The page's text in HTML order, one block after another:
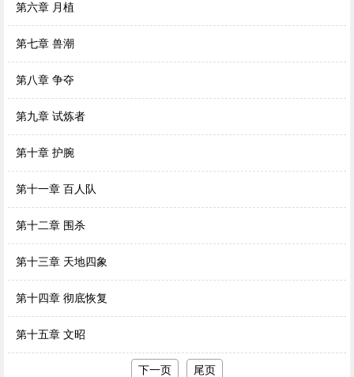
第六章 月植
第七章 兽潮
第八章 争夺
第九章 试炼者
第十章 护腕
第十一章 百人队
第十二章 围杀
第十三章 天地四象
第十四章 彻底恢复
第十五章 文昭
下一页 尾页